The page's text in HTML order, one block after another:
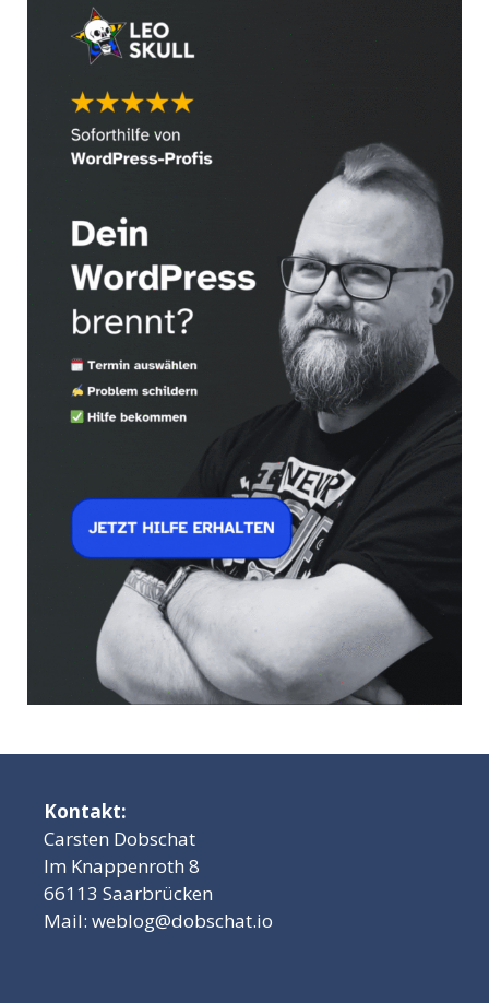
Kontakt:
Carsten Dobschat
Im Knappenroth 8
66113 Saarbrücken
Mail: weblog@dobschat.io